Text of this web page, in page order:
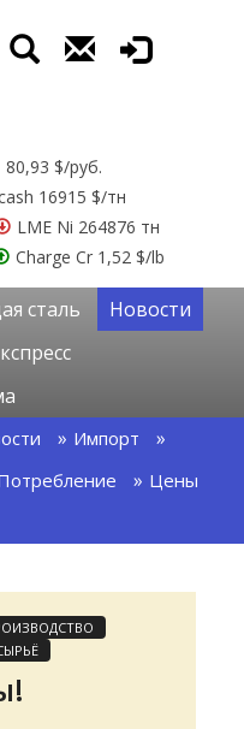
80,93 $/руб.
16915 $/тн
LME Ni 264876 тн
Charge Cr 1,52 $/lb
сталь
Новости
Импорт
Цены